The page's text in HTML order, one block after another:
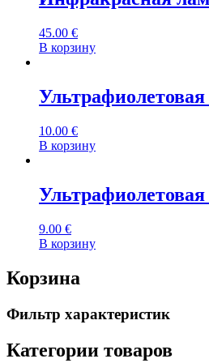
45.00 €
В корзину
10.00 €
В корзину
9.00 €
В корзину
Корзина
Фильтр характеристик
Категории товаров